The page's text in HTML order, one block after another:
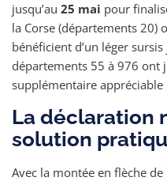
jusqu’au 25 mai pour
la Corse (départements 20)
bénéficient d’un léger sursis
départements 55 à 976 ont
supplémentaire
La déclaration
solution
Avec la montée en flèche